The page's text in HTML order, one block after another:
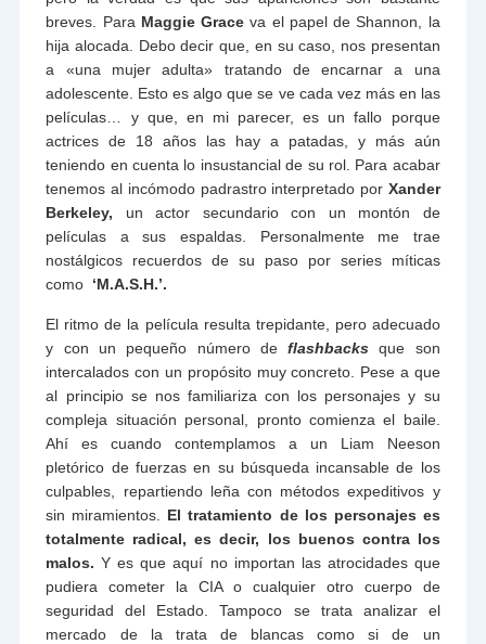
breves. Para Maggie Graceva el papel de Shannon, la
hija alocada. Debo decir que, en su caso, nos presentan
a «una mujer adulta» tratando de encarnar a una
adolescente. Esto es algo que se ve cada vez más en las
películas… y que, en mi parecer, es un fallo porque
actrices de 18 años las hay a patadas, y más aún
teniendo en cuenta lo insustancial de su rol. Para acabar
tenemos al incómodo padrastro interpretado por Xander
Berkeley, un actor secundario con un montón de
películas a sus espaldas. Personalmente me trae
nostálgicos recuerdos de su paso por series míticas
como ‘M.A.S.H.’.
El ritmo de la película resulta trepidante, pero adecuado
y con un pequeño número deflashbacksque son
intercalados con un propósito muy concreto. Pese a que
al principio se nos familiariza con los personajes y su
compleja situación personal, pronto comienza el baile.
Ahí es cuando contemplamos a un Liam Neeson
pletórico de fuerzas en su búsqueda incansable de los
culpables, repartiendo leña con métodos expeditivos y
sin miramientos. El tratamiento de los personajes es
totalmente radical, es decir, los buenos contra los
malos. Y es que aquí no importan las atrocidades que
pudiera cometer la CIA o cualquier otro cuerpo de
seguridad del Estado. Tampoco se trata analizar el
mercado de la trata de blancas como si de un